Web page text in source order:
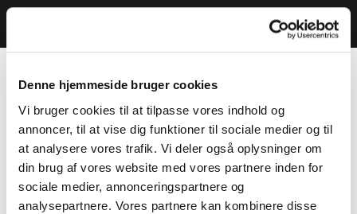
Denne hjemmeside bruger cookies
Vi bruger cookies til at tilpasse vores indhold og
annoncer, til at vise dig funktioner til sociale medier og til
at analysere vores trafik. Vi deler også oplysninger om
din brug af vores website med vores partnere inden for
sociale medier, annonceringspartnere og
analysepartnere. Vores partnere kan kombinere disse